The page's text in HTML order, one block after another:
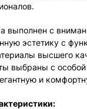
выполнен с
эстетику с
высшего
выбраны с
и